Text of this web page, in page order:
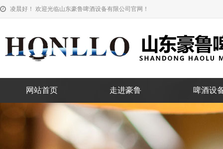
凌晨好！ 欢迎光临山东豪鲁啤酒设备有限公司官网！
网站首页 走进豪鲁 啤酒设